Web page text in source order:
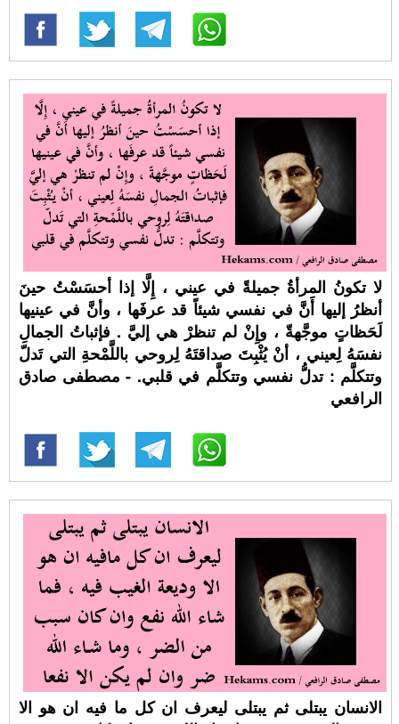
لا تكونُ المرأةُ جميلةً في عيني ، إِلَّا إذا أحسَسْتُ حينَ
أنظرُ إليها أَنَّ في نفسي شيئاً قد عرفَها ، وأنَّ في عينيها
لَحَظاتٍ موجَّهةّ ، وإِنْ لم تنظرْ هي إليَّ . فإثباتُ الجمالِ
نفسَهُ لِعيني ، أنْ يُثْبِتَ صداقتَهُ لِروحي باللَّمْحةِ التي تَدلّ
وتتكلَّم : تدلُّ نفسي وتتكلَّم في قلبي. - مصطفى صادق
الرافعي
الانسان يبتلى ثم يبتلى ليعرف ان كل ما فيه ان هو الا